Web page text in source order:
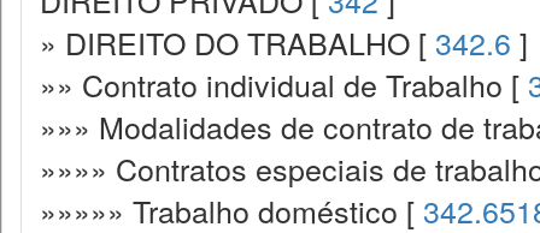
» DIREITO DO TRABALHO [ 342.6 ]
»» Contrato individual de Trabalho [
»»» Modalidades de contrato de
»»»» Contratos especiais de
»»»»» Trabalho doméstico [